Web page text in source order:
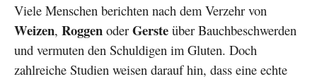
Viele Menschen berichten nach dem Verzehr von
Weizen, Roggen oder Gerste über Bauchbeschwerden
und vermuten den Schuldigen im Gluten. Doch
zahlreiche Studien weisen darauf hin, dass eine echte